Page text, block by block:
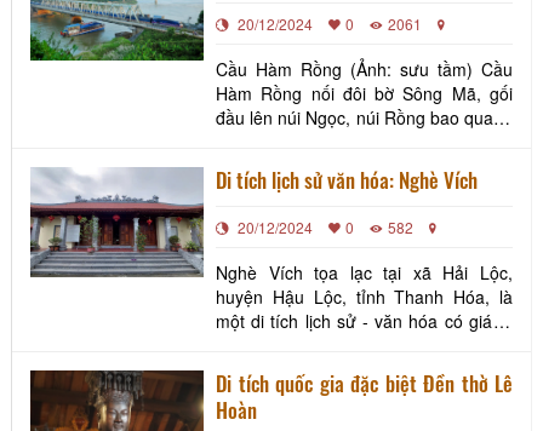
ông được biết đến là một trong những
nhân vật trọn
20/12/2024 0 2061
Cầu Hàm Rồng (Ảnh: sưu tầm) Cầu
Hàm Rồng nối đôi bờ Sông Mã, gối
đầu lên núi Ngọc, núi Rồng bao quanh
phù sa. Cầu Hàm Rồng bất tử nối liền
hạt ngọc với miệng thần long, sông
Pháp khởi công xây dựng lần đầu tiên
vào năm 1901 do hai k
Di tích lịch sử văn hóa: Nghè Vích
20/12/2024 0 582
Nghè Vích tọa lạc tại xã Hải Lộc,
huyện Hậu Lộc, tỉnh Thanh Hóa, là
một di tích lịch sử - văn hóa có giá trị
hóa của cư dân vùng biển. Nghè được
xây dựng từ lâu đời, nghè thờ Đại Càn
quốc gia Nam Hải tứ vị Thánh nương,
Di tích quốc gia đặc biệt Đền thờ Lê
Hoàn